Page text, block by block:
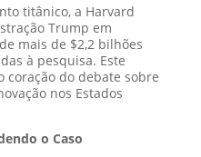
titânico, a Harvard
Trump em
mais de $2,2 bilhões
à pesquisa. Este
coração do debate sobre
nos Estados
o Caso